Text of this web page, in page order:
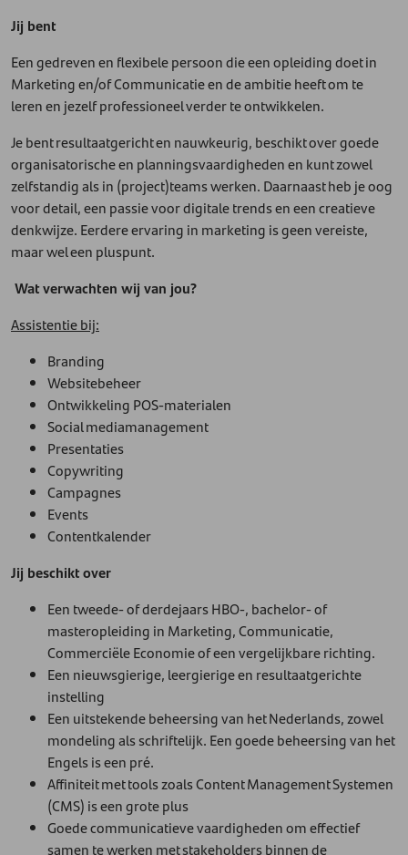
Jij bent
Een gedreven en flexibele persoon die een opleiding doet in
Marketing en/of Communicatie en de ambitie heeft om te
leren en jezelf professioneel verder te ontwikkelen.
Je bent resultaatgericht en nauwkeurig, beschikt over goede
organisatorische en planningsvaardigheden en kunt zowel
zelfstandig als in (project)teams werken. Daarnaast heb je oog
voor detail, een passie voor digitale trends en een creatieve
denkwijze. Eerdere ervaring in marketing is geen vereiste,
maar wel een pluspunt.
Wat verwachten wij van jou?
Assistentie bij:
Branding
Websitebeheer
Ontwikkeling POS-materialen
Social mediamanagement
Presentaties
Copywriting
Campagnes
Events
Contentkalender
Jij beschikt over
Een tweede- of derdejaars HBO-, bachelor- of
masteropleiding in Marketing, Communicatie,
Commerciële Economie of een vergelijkbare richting.
Een nieuwsgierige, leergierige en resultaatgerichte
instelling
Een uitstekende beheersing van het Nederlands, zowel
mondeling als schriftelijk. Een goede beheersing van het
Engels is een pré.
Affiniteit met tools zoals Content Management Systemen
(CMS) is een grote plus
Goede communicatieve vaardigheden om effectief
samen te werken met stakeholders binnen de